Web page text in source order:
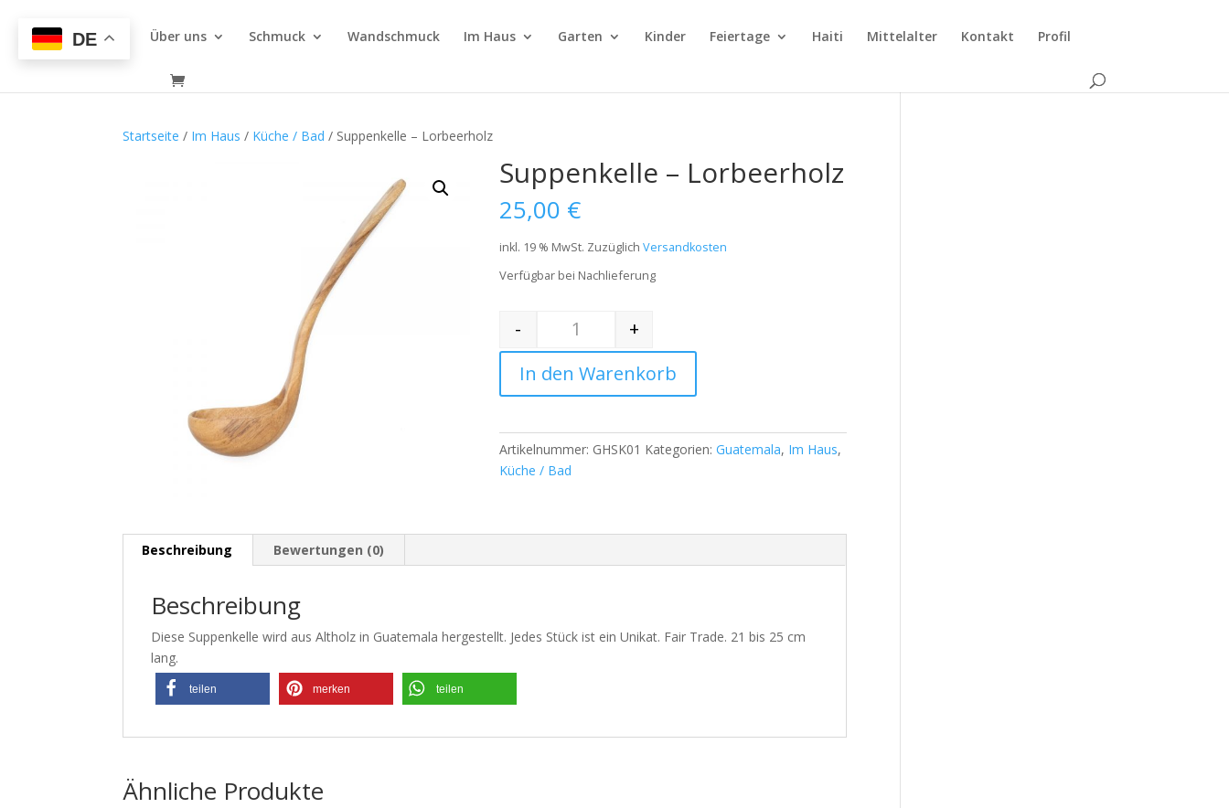
Über uns Schmuck Wandschmuck Im Haus Garten Kinder Feiertage Haiti Mittelalter Kontakt Profil
Startseite / Im Haus / Küche / Bad / Suppenkelle – Lorbeerholz
Suppenkelle – Lorbeerholz
25,00 €
inkl. 19 % MwSt. ZuzüglichVersandkosten
Verfügbar bei Nachlieferung
Quantity
-
+
In den Warenkorb
Artikelnummer: GHSK01 Kategorien:Guatemala, Im Haus,
Küche / Bad
Beschreibung Bewertungen (0)
Beschreibung
Diese Suppenkelle wird aus Altholz in Guatemala hergestellt. Jedes Stück ist ein Unikat. Fair Trade. 21 bis 25 cm
lang.
teilen merken teilen
Ähnliche Produkte
DE